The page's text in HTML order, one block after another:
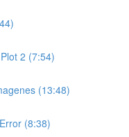
2 (7:54)
(13:48)
(8:38)